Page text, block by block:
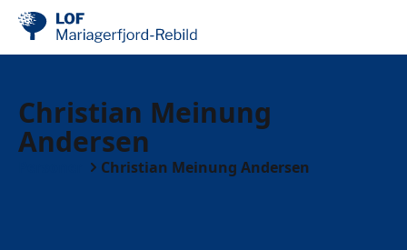
Christian Meinung
Andersen
Christian Meinung Andersen